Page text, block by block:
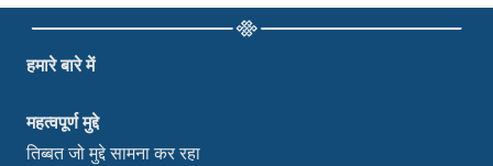
हमारे बारे में
महत्वपूर्ण मुद्दे
तिब्बत जो मुद्दे सामना कर रहा